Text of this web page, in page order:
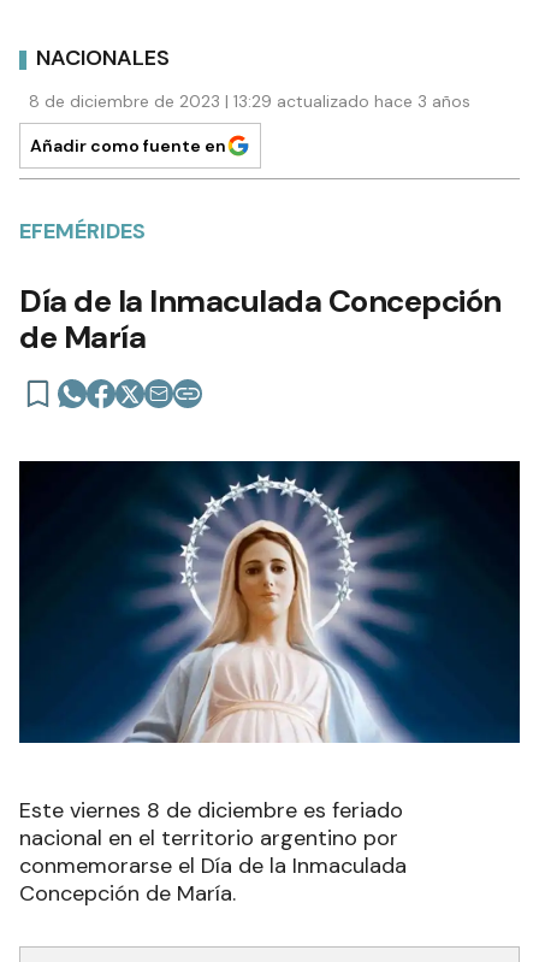
NACIONALES
8 de diciembre de 2023 | 13:29 actualizado hace 3 años
Añadir como fuente en
EFEMÉRIDES
Día de la Inmaculada Concepción
de María
Este viernes 8 de diciembre es feriado
nacional en el territorio argentino por
conmemorarse el Día de la Inmaculada
Concepción de María.